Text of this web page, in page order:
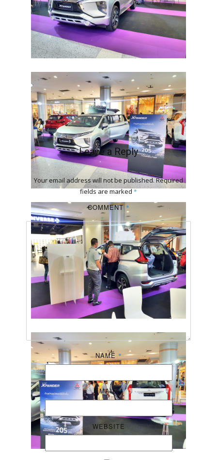
Leave a Reply
Your email address will not be published.Required
fields are marked*
COMMENT*
NAME*
EMAIL*
WEBSITE